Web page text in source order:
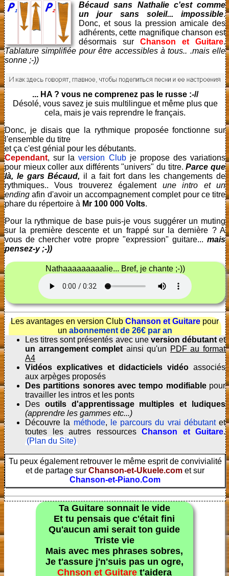
Bécaud sans Nathalie c'est comme
un jour sans soleil... impossible.
Donc, et sous la pression amicale des
adhérents, cette magnifique chanson est
désormais sur Chanson et Guitare.
Tablature simplifiée pour être accessibles à tous.. .mais elle
sonne ;-))
... HA ? vous ne comprenez pas le russe :-//
Désolé, vous savez je suis multilingue et même plus que
cela, mais je vais reprendre le français.
Donc, je disais que la rythmique proposée fonctionne sur
l'ensemble du titre
et ça c'est génial pour les débutants.
Cependant, sur laversion Clubje propose des variations
pour mieux coller aux différents "univers" du titre.Parce que
là, le gars Bécaud, il a fait fort dans les changements de
rythmiques.. Vous trouverez également une intro et un
ending afin d'avoir un accompagnement complet pour ce titre
phare du répertoire à Mr 100 000 Volts.
Pour la rythmique de base puis-je vous suggérer un muting
sur la première descente et un frappé sur la dernière ? A
vous de chercher votre propre "expression" guitare... mais
pensez-y ;-))
Nathaaaaaaaaalie... Bref, je chante ;-))
Les avantages en version ClubChanson et Guitare pour
un abonnement de 26€ par an
Les titres sont présentés avec une version débutantet
un arrangement complet ainsi qu'un PDF au format
A4
Vidéos explicatives et didacticiels vidéo associés
aux arpèges proposés
Des partitions sonores avec tempo modifiablepour
travailler les intros et les ponts
Des outils d'apprentissage multiples et ludiques
(apprendre les gammes etc...)
Découvre la méthode, le parcours du vrai débutantet
toutes les autres ressources Chanson et Guitare.
(Plan du Site)
Tu peux également retrouver le même esprit de convivialité
et de partage sur Chanson-et-Ukuele.com et sur
Chanson-et-Piano.Com
Ta Guitare sonnait le vide
Et tu pensais que c'était fini
Qu'aucun ami serait ton guide
Triste vie
Mais avec mes phrases sobres,
Je t'assure j'n'suis pas un ogre,
Chnson et Guitaret'aidera